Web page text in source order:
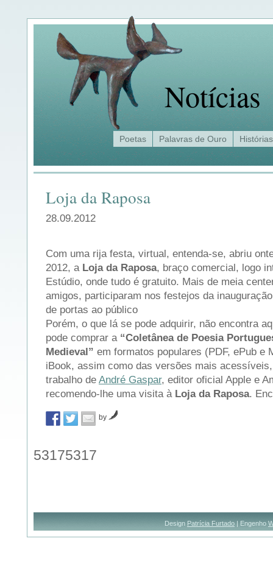
Notícias
Poetas Palavras de Ouro Histórias
Loja da Raposa
28.09.2012
Com uma rija festa, virtual, entenda-se, abriu
2012, a Loja da Raposa, braço comercial, logo
Estúdio, onde tudo é gratuito. Mais de meia
amigos, participaram nos festejos da
de portas ao público
Porém, o que lá se pode adquirir, não encontra
pode comprar a “Coletânea de Poesia
Medieval” em formatos populares (PDF, ePub e
iBook, assim como das versões mais
trabalho de André Gaspar, editor oficial Apple e
recomendo-lhe uma visita à Loja da Raposa.
by
53175317
Design Patrícia Furtado | Engenho